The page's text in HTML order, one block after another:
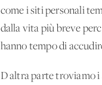
come i siti personali
dalla vita più breve
hanno tempo di
D'altra parte troviamo i